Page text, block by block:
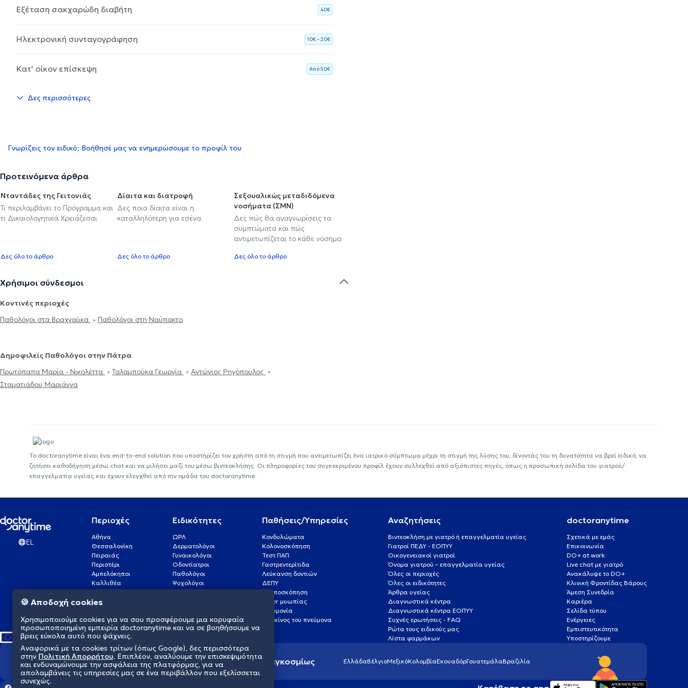
Εξέταση σακχαρώδη διαβήτη 40€
Ηλεκτρονική συνταγογράφηση 10€ – 20€
Κατ' οίκον επίσκεψη Aπό 50€
Δες περισσότερες
Γνωρίζεις τον ειδικό; Βοήθησέ μας να ενημερώσουμε το προφίλ του
Προτεινόμενα άρθρα
Νταντάδες της Γειτονιάς
Τι περιλαμβάνει το Πρόγραμμα και
τι Δικαιολογητικά Χρειάζεσαι
Δες όλο το άρθρο
Δίαιτα και διατροφή
Δες ποια δίαιτα είναι η
καταλληλότερη για εσένα
Δες όλο το άρθρο
Σεξουαλικώς μεταδιδόμενα
νοσήματα (ΣΜΝ)
Δες πώς θα αναγνωρίσεις τα
συμπτώματα και πώς
αντιμετωπίζεται το κάθε νόσημα
Δες όλο το άρθρο
Χρήσιμοι σύνδεσμοι
Κοντινές περιοχές
Παθολόγοι στα Βραχναίικα
Παθολόγοι στη Ναύπακτο
Δημοφιλείς Παθολόγοι στην Πάτρα
Πρωτόπαπα Μαρία - Νικολέττα
Ταλαμπούκα Γεωργία
Αντώνιος Ρηγόπουλος
Σταματιάδου Μαριάννα
Το doctoranytime είναι ένα end-to-end solution που υποστηρίζει τον χρήστη από τη στιγμή που αντιμετωπίζει ένα ιατρικό σύμπτωμα μέχρι τη στιγμή της λύσης του, δίνοντάς του τη δυνατότητα να βρεί ειδικό, να
ζητήσει καθοδήγηση μέσω chat και να μιλήσει μαζί του μέσω βιντεοκλήσης. Οι πληροφορίες του συγκεκριμένου προφίλ έχουν συλλεχθεί από αξιόπιστες πηγές, όπως η προσωπική σελίδα του γιατρού/
επαγγελματία υγείας και έχουν ελεγχθεί από την ομάδα του doctoranytime.
EL
Περιοχές
Αθήνα
Θεσσαλονίκη
Πειραιάς
Περιστέρι
Αμπελόκηποι
Καλλιθέα
Γλυφάδα
Νέα Σμύρνη
Ειδικότητες
ΩΡΛ
Δερματολόγοι
Γυναικολόγοι
Οδοντίατροι
Παθολόγοι
Ψυχολόγοι
Καρδιολόγοι
Παθήσεις/Υπηρεσίες
Κονδυλώματα
Κολονοσκόπηση
Τεστ ΠΑΠ
Γαστρεντερίτιδα
Λεύκανση δοντιών
ΔΕΠΥ
Κολποσκόπηση
Laser μυωπίας
Πνευμονία
Καρκίνος του πνεύμονα
Αναζητήσεις
Βιντεοκλήση με γιατρό ή επαγγελματία υγείας
Γιατροί ΠΕΔΥ - ΕΟΠΥΥ
Οικογενειακοί γιατροί
Όνομα γιατρού – επαγγελματία υγείας
Όλες οι περιοχές
Όλες οι ειδικότητες
Άρθρα υγείας
Διαγνωστικά κέντρα
Διαγνωστικά κέντρα ΕΟΠΥΥ
Συχνές ερωτήσεις - FAQ
Ρώτα τους ειδικούς μας
Λίστα φαρμάκων
doctoranytime
Σχετικά με εμάς
Επικοινωνία
DO+ at work
Live chat με γιατρό
Ανακάλυψε το DO+
Κλινική Φροντίδας Βάρους
Άμεση Συνεδρία
Καριέρα
Σελίδα τύπου
Ενέργειες
Εμπιστευτικότητα
Υποστηρίζουμε
Διαμορφώνουμε το μέλλον της υγείας παγκοσμίως ΕλλάδαΒέλγιοΜεξικόΚολομβίαΕκουαδόρΓουατεμάλαΒραζιλία
🍪 Αποδοχή cookies
Χρησιμοποιούμε cookies για να σου προσφέρουμε μια κορυφαία
προσωποποιημένη εμπειρία doctoranytime και να σε βοηθήσουμε να
βρεις εύκολα αυτό που ψάχνεις.
Αναφορικά με τα cookies τρίτων (όπως Google), δες περισσότερα
στην Πολιτική Απορρήτου. Επιπλέον, αναλύουμε την επισκεψιμότητα
και ενδυναμώνουμε την ασφάλεια της πλατφόρμας, για να
απολαμβάνεις τις υπηρεσίες μας σε ένα περιβάλλον που εξελίσσεται
συνεχώς.